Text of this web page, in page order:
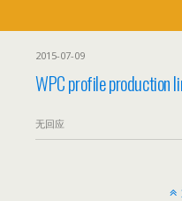
2015-07-09
WPC profile production
无回应